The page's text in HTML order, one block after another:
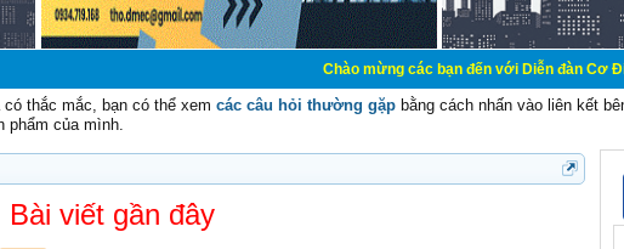
Chào mừng các bạn đến với Diễn đàn Cơ Điện - Diễn
thắc mắc, bạn có thể xem các câu hỏi thường gặp bằng cách nhấn vào liên kết
phẩm của mình.
Bài viết gần đây